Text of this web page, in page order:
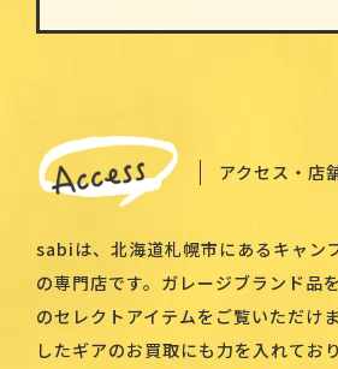
アクセス・店
sabiは、北海道札幌市にあるキャン
の専門店です。ガレージブランド品
のセレクトアイテムをご覧いただけ
したギアのお買取にも力を入れており